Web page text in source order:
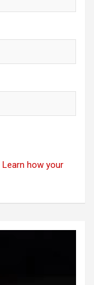
Learn how your